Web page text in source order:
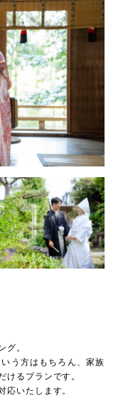
グ。
う方はもちろん、家族
けるプランです。
応いたします。